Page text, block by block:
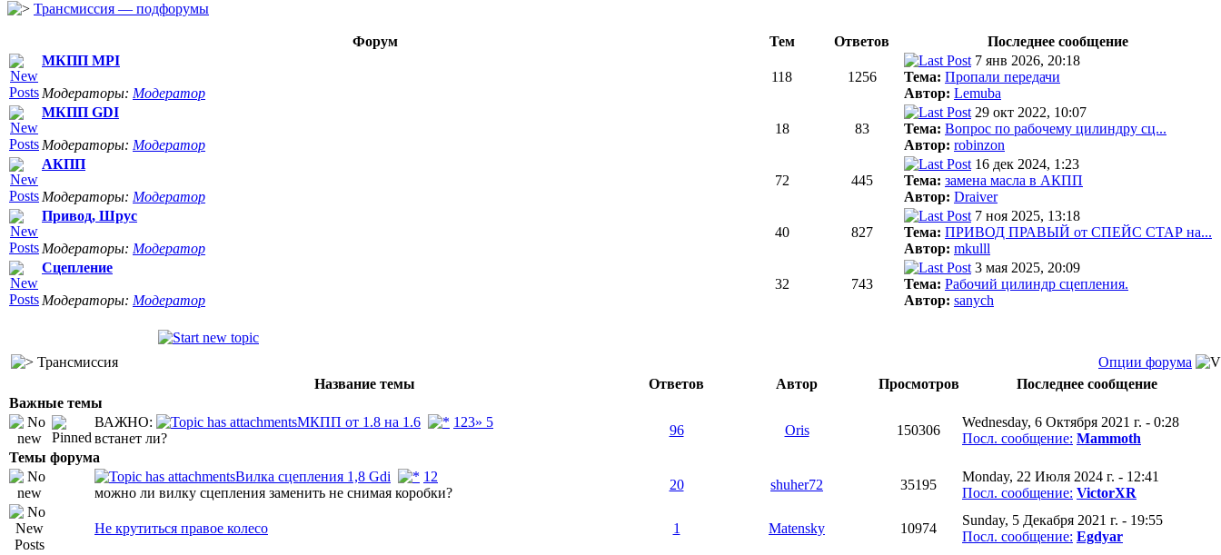
Трансмиссия — подфорумы
Форум Тем Ответов
Последнее сообщение
МКПП MPI
Модераторы: Модератор
118 1256
7 янв 2026, 20:18
Тема: Пропали передачи
Автор: Lemuba
МКПП GDI
Модераторы: Модератор
18 83
29 окт 2022, 10:07
Тема: Вопрос по рабочему цилиндру сц...
Автор: robinzon
АКПП
Модераторы: Модератор
72 445
16 дек 2024, 1:23
Тема: замена масла в АКПП
Автор: Draiver
Привод, Шрус
Модераторы: Модератор
40 827
7 ноя 2025, 13:18
Тема: ПРИВОД ПРАВЫЙ от СПЕЙС СТАР на...
Автор: mkulll
Сцепление
Модераторы: Модератор
32 743
3 мая 2025, 20:09
Тема: Рабочий цилиндр сцепления.
Автор: sanych
Трансмиссия
Опции форума
Название темы
Ответов Автор Просмотров
Последнее сообщение
Важные темы
ВАЖНО:
МКПП от 1.8 на 1.6 1 23» 5
встанет ли?
96 Oris 150306
Wednesday, 6 Октября 2021 г. - 0:28
Посл. сообщение: Mammoth
Темы форума
Вилка сцепления 1,8 Gdi
1 2
можно ли вилку сцепления заменить не снимая коробки?
20 shuher72 35195
Monday, 22 Июля 2024 г. - 12:41
Посл. сообщение: VictorXR
Не крутиться правое колесо 1 Matensky 10974
Sunday, 5 Декабря 2021 г. - 19:55
Посл. сообщение: Egdyar